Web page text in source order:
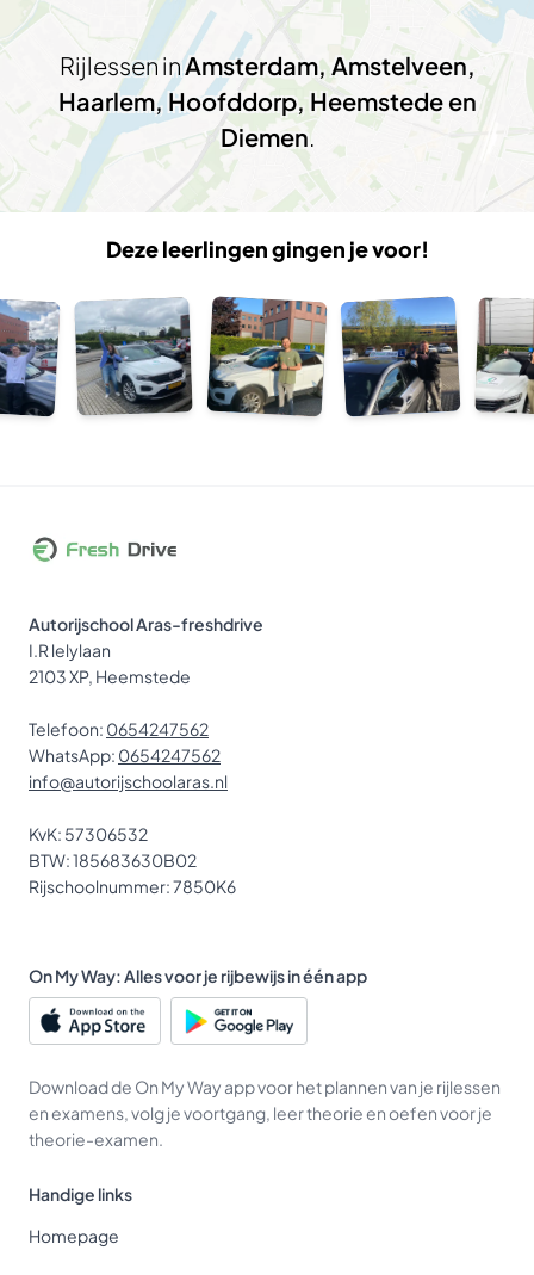
Rijlessen inAmsterdam, Amstelveen,
Haarlem, Hoofddorp, Heemstede en
Diemen.
Deze leerlingen gingen je voor!
Autorijschool Aras-freshdrive
I.R lelylaan
2103 XP, Heemstede
Telefoon: 0654247562
WhatsApp: 0654247562
info@autorijschoolaras.nl
KvK: 57306532
BTW: 185683630B02
Rijschoolnummer: 7850K6
On My Way: Alles voor je rijbewijs in één app
Download de On My Way app voor het plannen van je rijlessen
en examens, volg je voortgang, leer theorie en oefen voor je
theorie-examen.
Handige links
Homepage